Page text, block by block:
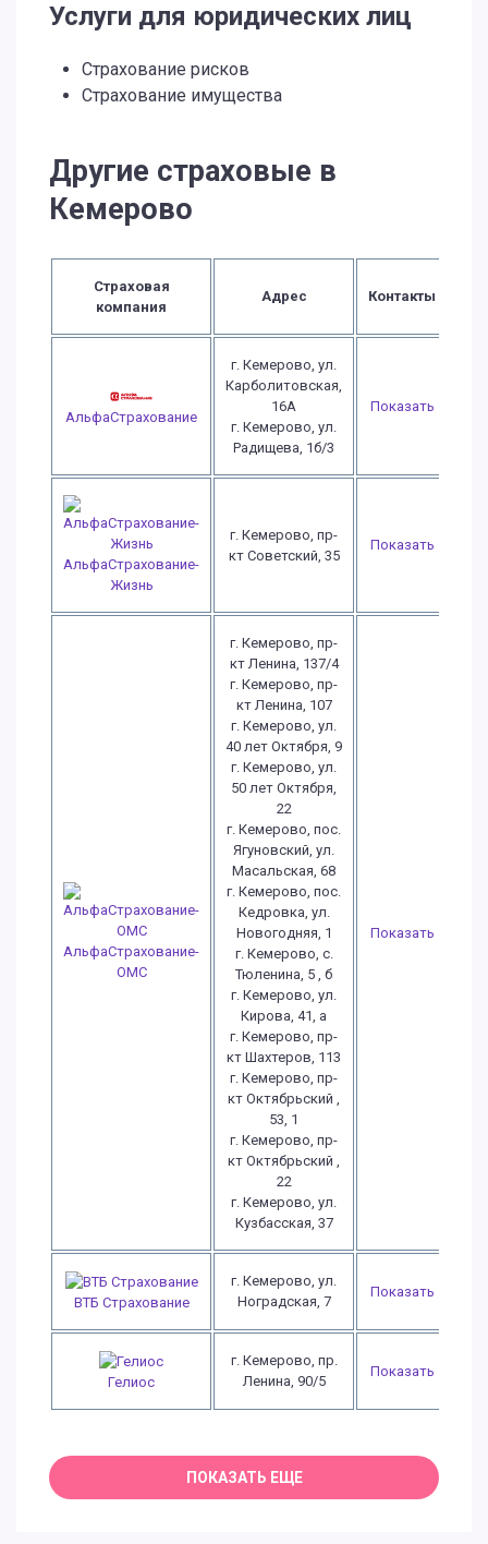
Услуги для юридических лиц
Страхование рисков
Страхование имущества
Другие страховые в
Кемерово
Страховая
компания
Адрес Контакты
АльфаСтрахование
г. Кемерово, ул.
Карболитовская,
16А
г. Кемерово, ул.
Радищева, 1б/3
Показать
АльфаСтрахование-
Жизнь
г. Кемерово, пр-
кт Советский, 35
Показать
АльфаСтрахование-
ОМС
г. Кемерово, пр-
кт Ленина, 137/4
г. Кемерово, пр-
кт Ленина, 107
г. Кемерово, ул.
40 лет Октября, 9
г. Кемерово, ул.
50 лет Октября,
22
г. Кемерово, пос.
Ягуновский, ул.
Масальская, 68
г. Кемерово, пос.
Кедровка, ул.
Новогодняя, 1
г. Кемерово, с.
Тюленина, 5 , б
г. Кемерово, ул.
Кирова, 41, а
г. Кемерово, пр-
кт Шахтеров, 113
г. Кемерово, пр-
кт Октябрьский ,
53, 1
г. Кемерово, пр-
кт Октябрьский ,
22
г. Кемерово, ул.
Кузбасская, 37
Показать
ВТБ Страхование
г. Кемерово, ул.
Ноградская, 7
Показать
Гелиос
г. Кемерово, пр.
Ленина, 90/5
Показать